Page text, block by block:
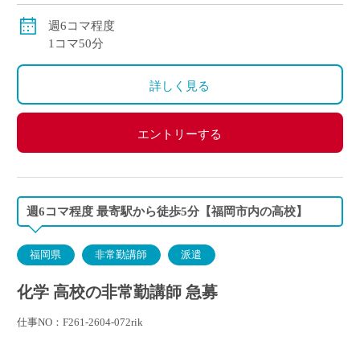
週6コマ程度
1コマ50分
詳しく見る
エントリーする
週6コマ程度 最寄駅から徒歩5分【福岡市内の高校】
福岡県 非常勤講師 派遣
化学 高校の非常勤講師 急募
仕事NO：F261-2604-072rik